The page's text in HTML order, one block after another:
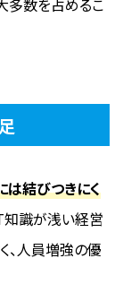
多数を占めるこ
結びつきにく
知識が浅い経営
、人員増強の優